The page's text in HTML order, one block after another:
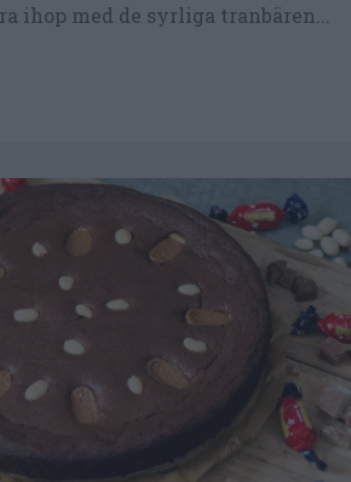
ihop med de syrliga tranbären...